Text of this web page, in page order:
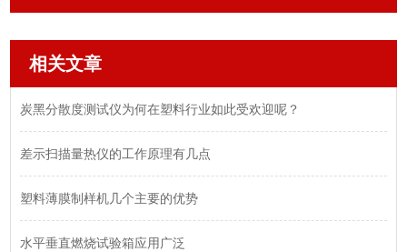
相关文章
炭黑分散度测试仪为何在塑料行业如此受欢迎呢？
差示扫描量热仪的工作原理有几点
塑料薄膜制样机几个主要的优势
水平垂直燃烧试验箱应用广泛